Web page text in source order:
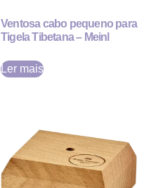
Ventosa cabo pequeno para
Tigela Tibetana – Meinl
Ler mais